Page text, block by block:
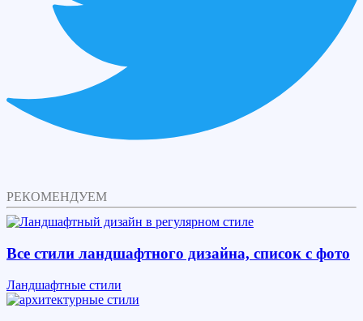
РЕКОМЕНДУЕМ
Все стили ландшафтного дизайна, список с фото
Ландшафтные стили